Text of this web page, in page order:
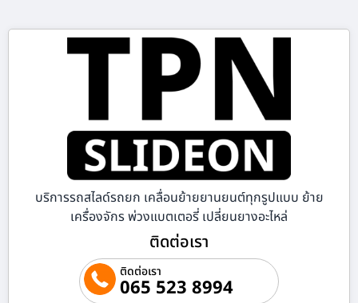
บริการรถสไลด์รถยก เคลื่อนย้ายยานยนต์ทุกรูปแบบ ย้าย
เครื่องจักร พ่วงแบตเตอรี่ เปลี่ยนยางอะไหล่
ติดต่อเรา
ติดต่อเรา
065 523 8994